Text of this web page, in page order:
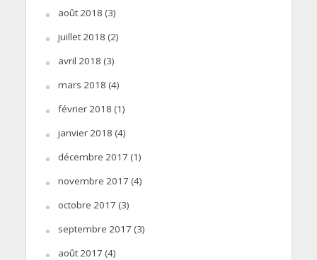
août 2018 (3)
juillet 2018 (2)
avril 2018 (3)
mars 2018 (4)
février 2018 (1)
janvier 2018 (4)
décembre 2017 (1)
novembre 2017 (4)
octobre 2017 (3)
septembre 2017 (3)
août 2017 (4)